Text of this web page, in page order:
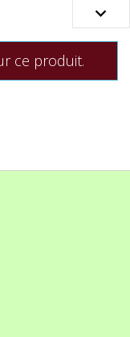

ce produit.